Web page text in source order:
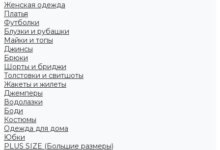
Женская одежда
Платья
Футболки
Блузки и рубашки
Майки и топы
Джинсы
Брюки
Шорты и бриджи
Толстовки и свитшоты
Жакеты и жилеты
Джемперы
Водолазки
Боди
Костюмы
Одежда для дома
Юбки
PLUS SIZE (Большие размеры)